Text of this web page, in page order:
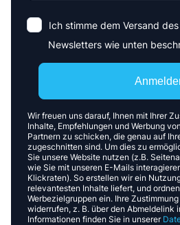
Ich stimme dem Versand
Newsletters wie unten
Wir freuen uns darauf, Ihnen mit Ihrer
Inhalte, Empfehlungen und Werbung
Partnern zu schicken, die genau auf
zugeschnitten sind. Um dies zu
Sie unsere Website nutzen (z.B.
wie Sie mit unseren E-Mails
Klickraten). So erstellen wir ein
relevantesten Inhalte liefert, und
Werbezielgruppen ein. Ihre
widerrufen, z. B. über den Abmeldelink
Informationen finden Sie in unserer